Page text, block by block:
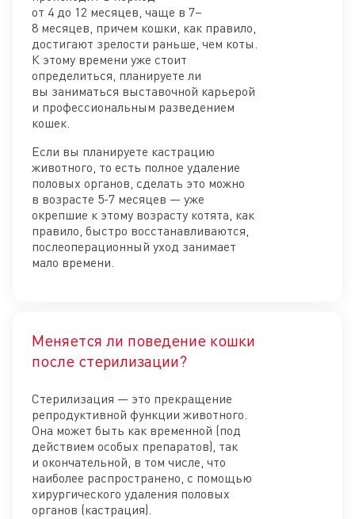
от 4 до 12 месяцев, чаще в 7–
8 месяцев, причем кошки, как правило,
достигают зрелости раньше, чем коты.
К этому времени уже стоит
определиться, планируете ли
вы заниматься выставочной карьерой
и профессиональным разведением
кошек.
Если вы планируете кастрацию
животного, то есть полное удаление
половых органов, сделать это можно
в возрасте 5-7 месяцев — уже
окрепшие к этому возрасту котята, как
правило, быстро восстанавливаются,
послеоперационный уход занимает
мало времени.
Меняется ли поведение кошки
после стерилизации?
Стерилизация — это прекращение
репродуктивной функции животного.
Она может быть как временной (под
действием особых препаратов), так
и окончательной, в том числе, что
наиболее распространено, с помощью
хирургического удаления половых
органов (кастрация).